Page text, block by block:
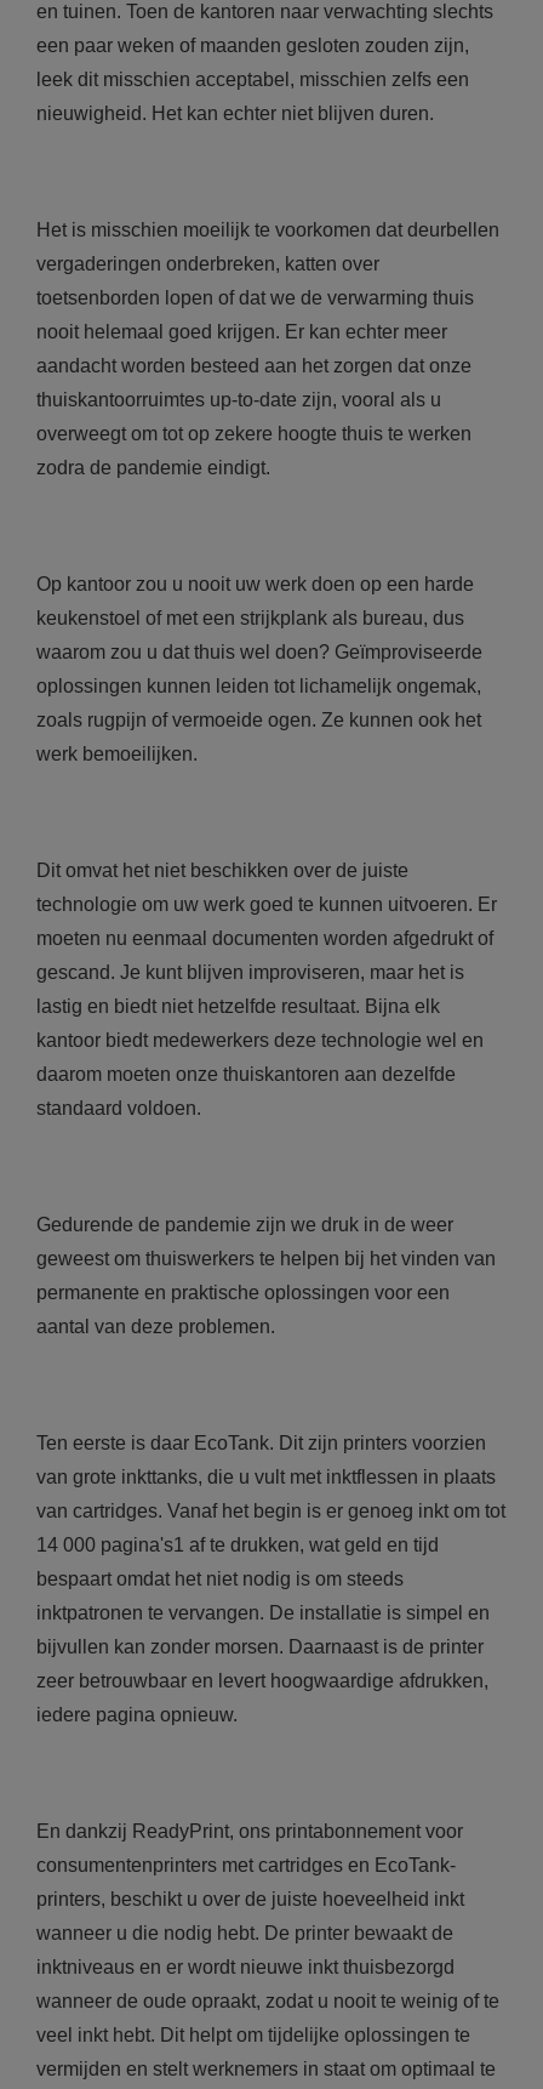
en tuinen. Toen de kantoren naar verwachting slechts
een paar weken of maanden gesloten zouden zijn,
leek dit misschien acceptabel, misschien zelfs een
nieuwigheid. Het kan echter niet blijven duren.
Het is misschien moeilijk te voorkomen dat deurbellen
vergaderingen onderbreken, katten over
toetsenborden lopen of dat we de verwarming thuis
nooit helemaal goed krijgen. Er kan echter meer
aandacht worden besteed aan het zorgen dat onze
thuiskantoorruimtes up-to-date zijn, vooral als u
overweegt om tot op zekere hoogte thuis te werken
zodra de pandemie eindigt.
Op kantoor zou u nooit uw werk doen op een harde
keukenstoel of met een strijkplank als bureau, dus
waarom zou u dat thuis wel doen? Geïmproviseerde
oplossingen kunnen leiden tot lichamelijk ongemak,
zoals rugpijn of vermoeide ogen. Ze kunnen ook het
werk bemoeilijken.
Dit omvat het niet beschikken over de juiste
technologie om uw werk goed te kunnen uitvoeren. Er
moeten nu eenmaal documenten worden afgedrukt of
gescand. Je kunt blijven improviseren, maar het is
lastig en biedt niet hetzelfde resultaat. Bijna elk
kantoor biedt medewerkers deze technologie wel en
daarom moeten onze thuiskantoren aan dezelfde
standaard voldoen.
Gedurende de pandemie zijn we druk in de weer
geweest om thuiswerkers te helpen bij het vinden van
permanente en praktische oplossingen voor een
aantal van deze problemen.
Ten eerste is daar EcoTank. Dit zijn printers voorzien
van grote inkttanks, die u vult met inktflessen in plaats
van cartridges. Vanaf het begin is er genoeg inkt om tot
14 000 pagina's1 af te drukken, wat geld en tijd
bespaart omdat het niet nodig is om steeds
inktpatronen te vervangen. De installatie is simpel en
bijvullen kan zonder morsen. Daarnaast is de printer
zeer betrouwbaar en levert hoogwaardige afdrukken,
iedere pagina opnieuw.
En dankzij ReadyPrint, ons printabonnement voor
consumentenprinters met cartridges en EcoTank-
printers, beschikt u over de juiste hoeveelheid inkt
wanneer u die nodig hebt. De printer bewaakt de
inktniveaus en er wordt nieuwe inkt thuisbezorgd
wanneer de oude opraakt, zodat u nooit te weinig of te
veel inkt hebt. Dit helpt om tijdelijke oplossingen te
vermijden en stelt werknemers in staat om optimaal te